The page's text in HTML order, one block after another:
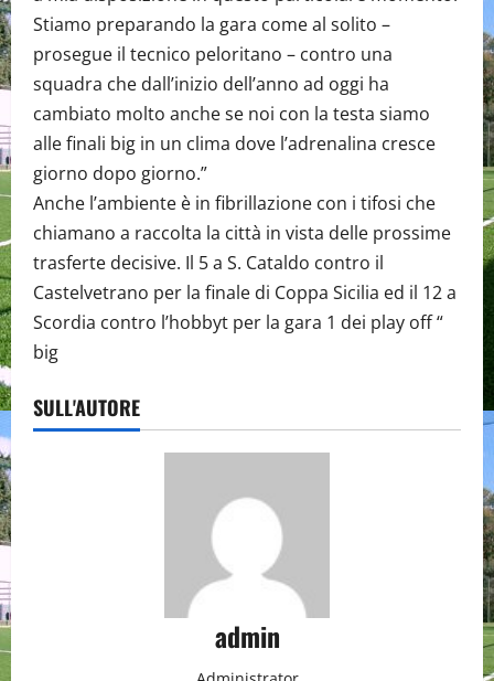
Stiamo preparando la gara come al solito –
prosegue il tecnico peloritano – contro una
squadra che dall’inizio dell’anno ad oggi ha
cambiato molto anche se noi con la testa siamo
alle finali big in un clima dove l’adrenalina cresce
giorno dopo giorno.”
Anche l’ambiente è in fibrillazione con i tifosi che
chiamano a raccolta la città in vista delle prossime
trasferte decisive. Il 5 a S. Cataldo contro il
Castelvetrano per la finale di Coppa Sicilia ed il 12 a
Scordia contro l’hobbyt per la gara 1 dei play off “
big
SULL'AUTORE
admin